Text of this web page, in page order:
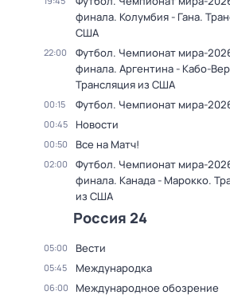
финала. Колумбия - Гана.
США
22:00
Футбол. Чемпионат мира-
финала. Аргентина - Кабо-
Трансляция из США
00:15 Футбол. Чемпионат мира-
00:45 Новости
00:50 Все на Матч!
02:00
Футбол. Чемпионат мира-
финала. Канада - Марокко.
из США
Россия 24
05:00 Вести
05:45 Международка
06:00 Международное обозрение